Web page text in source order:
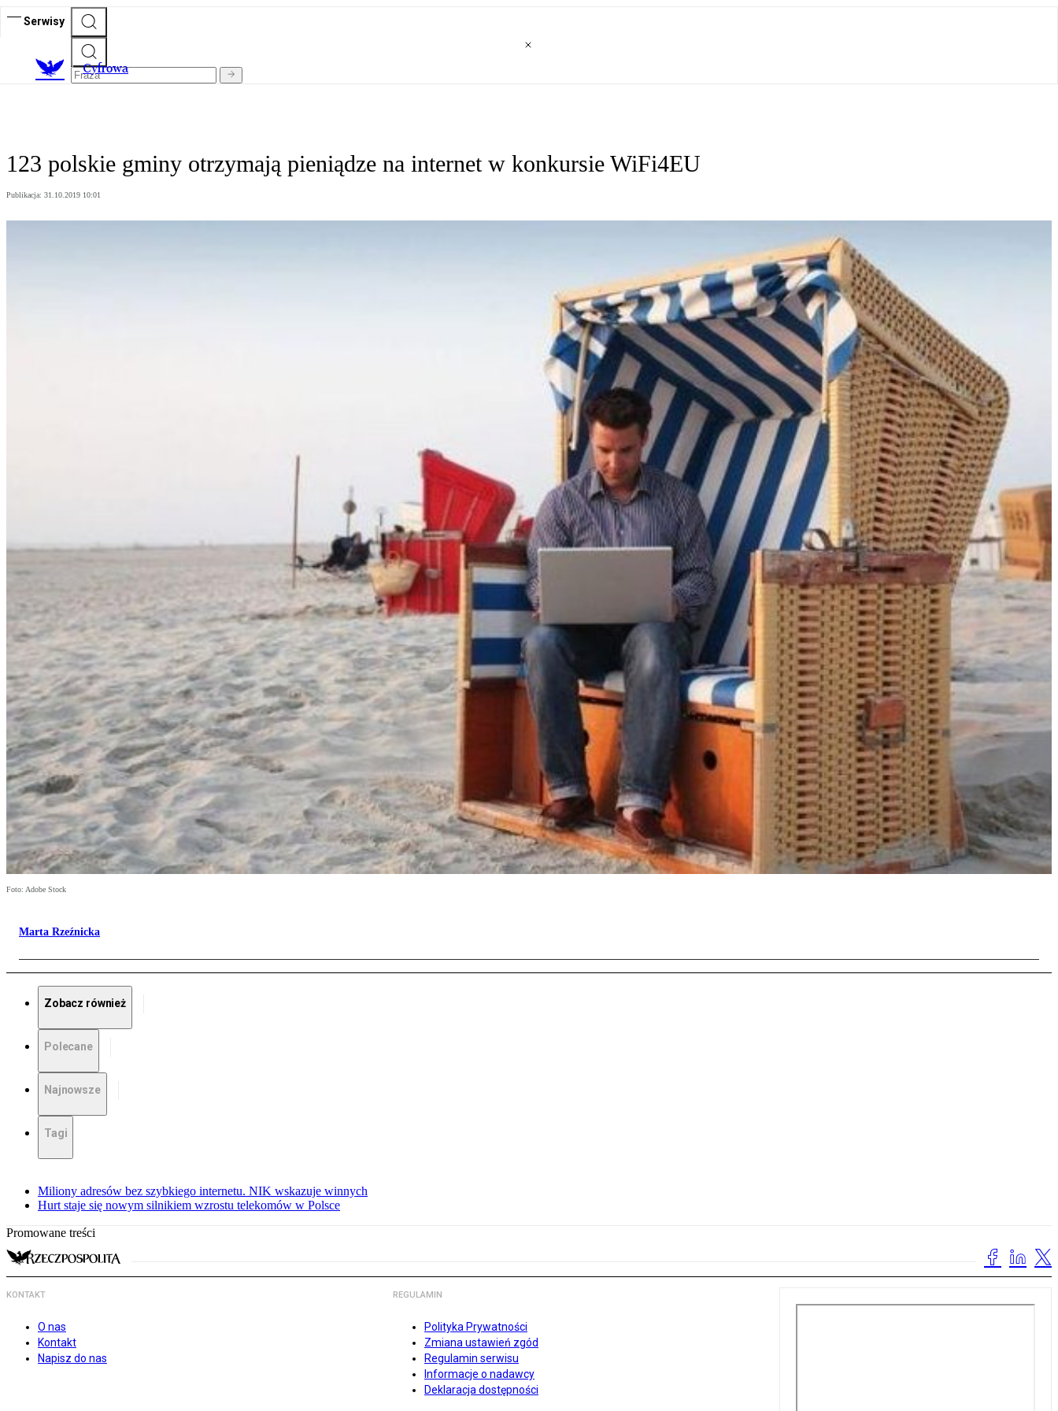
Serwisy
Cyfrowa
123 polskie gminy otrzymają pieniądze na internet w konkursie WiFi4EU
Publikacja: 31.10.2019 10:01
Foto: Adobe Stock
Marta Rzeźnicka
Zobacz również
Polecane
Najnowsze
Tagi
Miliony adresów bez szybkiego internetu. NIK wskazuje winnych
Hurt staje się nowym silnikiem wzrostu telekomów w Polsce
Promowane treści
KONTAKT
O nas
Kontakt
Napisz do nas
REGULAMIN
Polityka Prywatności
Zmiana ustawień zgód
Regulamin serwisu
Informacje o nadawcy
Deklaracja dostępności